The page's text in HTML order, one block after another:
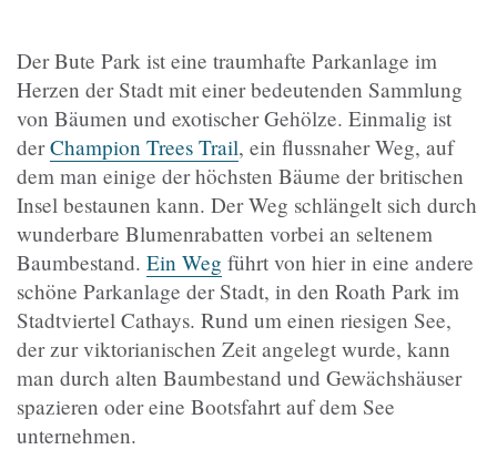
Der Bute Park ist eine traumhafte Parkanlage im
Herzen der Stadt mit einer bedeutenden Sammlung
von Bäumen und exotischer Gehölze. Einmalig ist
derChampion Trees Trail, ein flussnaher Weg, auf
dem man einige der höchsten Bäume der britischen
Insel bestaunen kann. Der Weg schlängelt sich durch
wunderbare Blumenrabatten vorbei an seltenem
Baumbestand. Ein Weg führt von hier in eine andere
schöne Parkanlage der Stadt, in den Roath Park im
Stadtviertel Cathays. Rund um einen riesigen See,
der zur viktorianischen Zeit angelegt wurde, kann
man durch alten Baumbestand und Gewächshäuser
spazieren oder eine Bootsfahrt auf dem See
unternehmen.